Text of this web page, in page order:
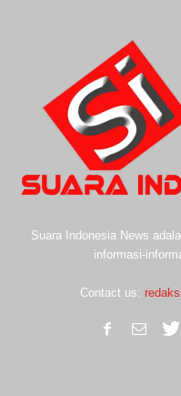
Suara Indonesia News
informasi-
Contact us: